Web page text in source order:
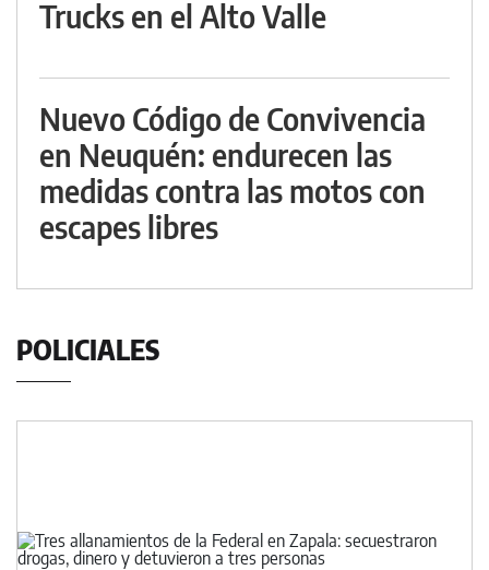
Trucks en el Alto Valle
Nuevo Código de Convivencia
en Neuquén: endurecen las
medidas contra las motos con
escapes libres
POLICIALES